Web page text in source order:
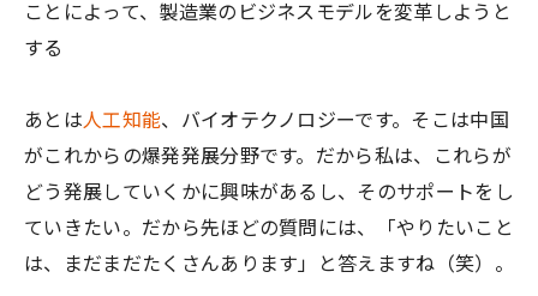
ことによって、製造業のビジネスモデルを変革しようと
する
あとは人工知能、バイオテクノロジーです。そこは中国
がこれからの爆発発展分野です。だから私は、これらが
どう発展していくかに興味があるし、そのサポートをし
ていきたい。だから先ほどの質問には、「やりたいこと
は、まだまだたくさんあります」と答えますね（笑）。